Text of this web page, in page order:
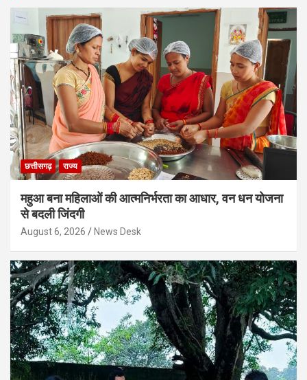
छत्तीसगढ़ राज्य
महुआ बना महिलाओं की आत्मनिर्भरता का आधार, वन धन योजना
से बदली जिंदगी
August 6, 2026 News Desk